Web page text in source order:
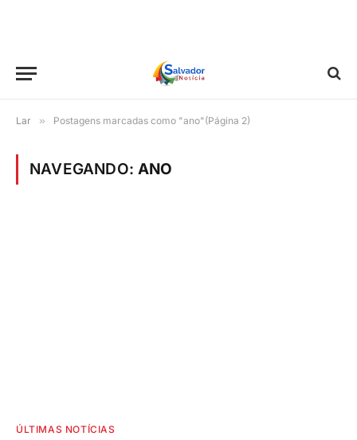
Lar » Postagens marcadas como "ano"(Página 2)
NAVEGANDO:ANO
ÚLTIMAS NOTÍCIAS